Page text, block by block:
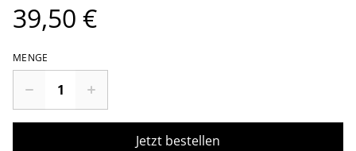
39,50 €
MENGE
Jetzt bestellen